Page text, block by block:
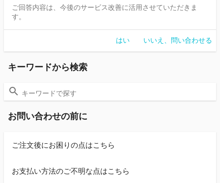
ご回答内容は、今後のサービス改善に活用させていただきま
す。
はい いいえ、問い合わせる
キーワードから検索
お問い合わせの前に
ご注文後にお困りの点はこちら
お支払い方法のご不明な点はこちら